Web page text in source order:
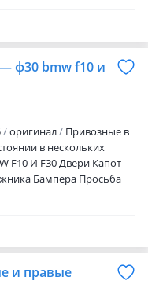
ф30 bmw f10 и
оригинал
Привозные в
в нескольких
F10 И F30 Двери Капот
Бампера Просьба
по звонкую.
и правые